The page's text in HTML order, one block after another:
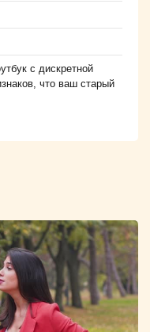
с дискретной
что ваш старый